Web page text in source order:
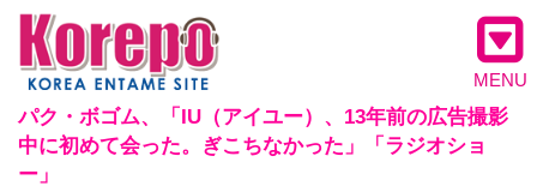
MENU
パク・ボゴム、「IU（アイユー）、13年前の広告撮影
中に初めて会った。ぎこちなかった」「ラジオショ
ー」